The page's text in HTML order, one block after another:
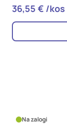
36,55 € /kos
Na zalogi